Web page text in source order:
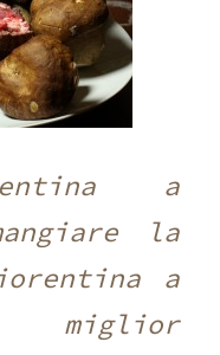
a
la
a
miglior